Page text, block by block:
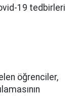
19 tedbirleri
öğrenciler,